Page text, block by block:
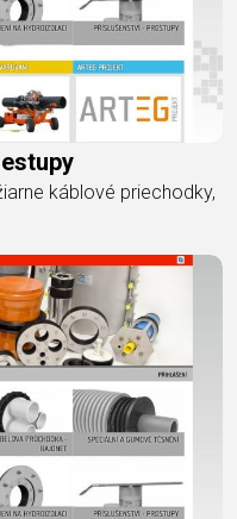
káblové priechodky,